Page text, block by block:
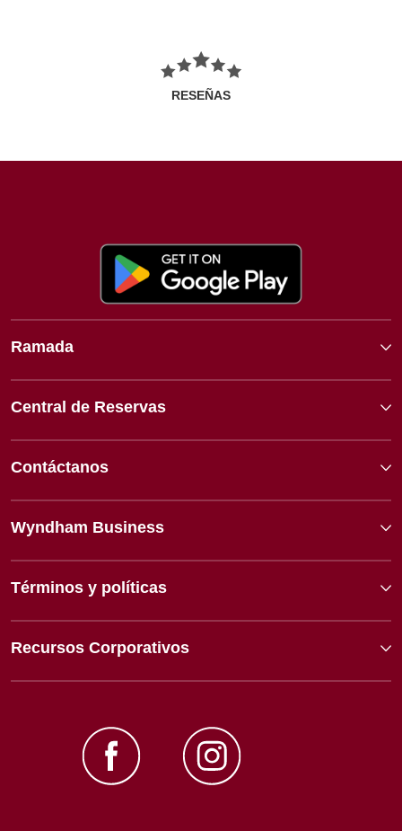
RESEÑAS
Ramada
Central de Reservas
Contáctanos
Wyndham Business
Términos y políticas
Recursos Corporativos